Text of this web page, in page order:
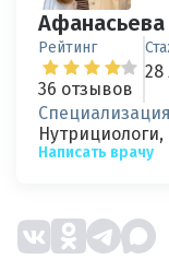
Рейтинг
36 отзывов
28
Написать врачу